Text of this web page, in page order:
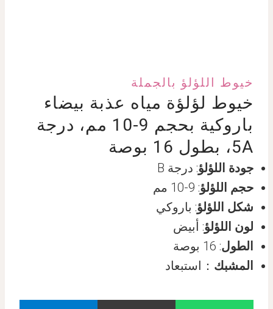
خيوط اللؤلؤ بالجملة
خيوط لؤلؤة مياه عذبة بيضاء
باروكية بحجم 9-10 مم، درجة
5A، بطول 16 بوصة
جودة اللؤلؤ: درجة B
حجم اللؤلؤ: 9-10 مم
شكل اللؤلؤ: باروكي
لون اللؤلؤ: أبيض
الطول: 16 بوصة
المشبك ：استبعاد